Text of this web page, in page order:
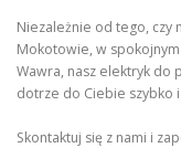
Niezależnie od tego, czy
Mokotowie, w spokojnym
Wawra, nasz elektryk do
dotrze do Ciebie szybko
Skontaktuj się z nami i